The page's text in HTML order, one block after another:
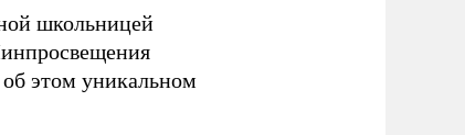
школьницей
этом уникальном